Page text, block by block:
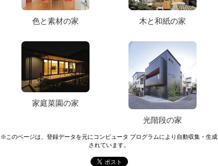
色と素材の家 木と和紙の家
家庭菜園の家
光階段の家
※このページは、登録データを元にコンピュータ プログラムにより自動収集・生成
されています。